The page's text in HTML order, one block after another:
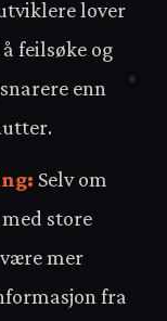
lover
feilsøke og
enn
Selv om
store
mer
fra